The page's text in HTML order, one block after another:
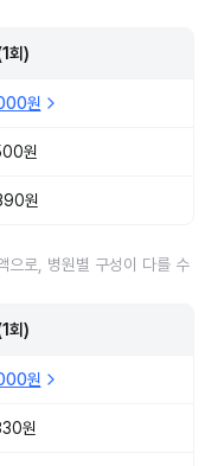
회)
원
원
원
으로, 병원별 구성이 다를 수
회)
원
원